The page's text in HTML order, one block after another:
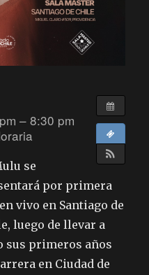
– 8:30 pm
se
por primera
vivo en Santiago de
luego de llevar a
sus primeros años
en Ciudad de